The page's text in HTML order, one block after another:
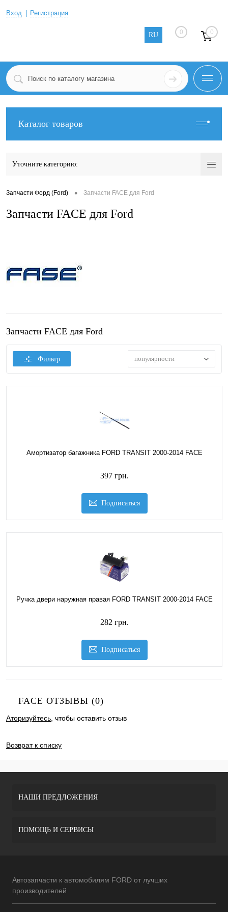
Вход Регистрация
RU 0 0
Каталог товаров
Уточните категорию:
Запчасти Форд (Ford) • Запчасти FACE для Ford
Запчасти FACE для Ford
Запчасти FACE для Ford
Фильтр популярности
Амортизатор багажника FORD TRANSIT 2000-2014 FACE
397 грн.
Подписаться
Ручка двери наружная правая FORD TRANSIT 2000-2014 FACE
282 грн.
Подписаться
FACE ОТЗЫВЫ (0)
Аторизуйтесь , чтобы оставить отзыв
Возврат к списку
НАШИ ПРЕДЛОЖЕНИЯ
ПОМОЩЬ И СЕРВИСЫ
Автозапчасти к автомобилям FORD от лучших
производителей